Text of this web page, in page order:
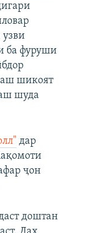
ба фуруши
шикоят
шуда
дар
ҷон
доштан